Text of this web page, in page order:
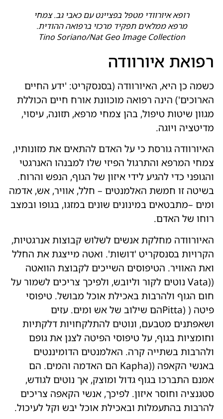
רופא איורוודי מטפל בפציינט עם כאבי גב. צמחי
מרפא ממלאים תפקיד מרכזי ברפואה ההודית.
Tino Soriano/Nat Geo Image Collection
רפואת איורוודה
כשמה כן היא, האיורוודה (בסנסקריט: 'ידע החיים
הארוכים') הינה רפואה מוכוונת אורח חיים הכוללת
מגוון שיטות טיפול, בהן צמחי מרפא, תזונה, עיסוי,
מדיטציה ויוגה.
האיורוודה גורסת כי על האדם להתאים את מזונותיו,
צמחי המרפא והתרגול הפיזי שלו למבנהו האנרגטי
והגופני כדי להגיע לידי איזון של הגוף, הנפש והרוח.
בשיטה זו חמשת האלמנטים – חלל, אוויר, אש, אדמה
ומים –מתבטאים במינונים שונים במזגו, בגופו ובמצב
רוחו של האדם.
האיורוודה מחלקת אנשים לשלוש קבוצות אנרגטיות,
הקרויות בסנסקריט 'דושות'. ואטה מייצגת את החלל
ואת האוויר. הטיפוסים השייכים לקבוצת הוואטה
((Vata נוטים לקור וליובש, ולפיכך צריכים לשמור על
חום הגוף ולהרבות באכילת אוכל מבושל. טיפוסי
פיטה ( (Pittaהם שילוב של אש ומים. עזים
ושאפתנים מטבעם, ונוטים להתלקחויות דלקתיות
וחומציות בגוף, על טיפוסי הפיטה לצנן את גופם
ולהרבות בשתייה קרה. האלמנטים הדומיננטים
באנשי הקאפה ((Kapha הם האדמה והמים. הם
אמנם התברכו בגוף גדול ומוצק, אך נוטים לגודש,
סטגנציה וחוסר איזון. לפיכך, אנשי הקאפה צריכים
להרבות בהתעמלות ובאכילת אוכל יבש וקל לעיכול.